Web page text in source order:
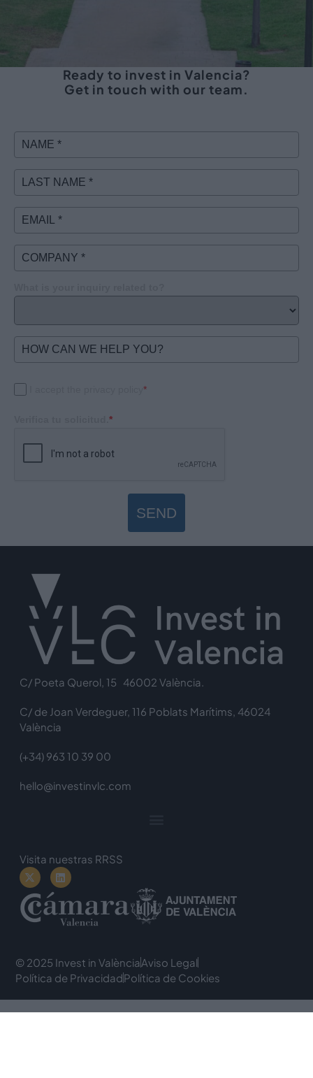
Ready to invest in Valencia?
Get in touch with our team.
*
*
SEND
C/ Poeta Querol, 15 46002 València.
C/ de Joan Verdeguer, 116 Poblats Marítims, 46024
València
(+34) 963 10 39 00
hello@investinvlc.com
Visita nuestras RRSS
© 2025 Invest in ValènciaAviso Legal
Política de PrivacidadPolítica de Cookies